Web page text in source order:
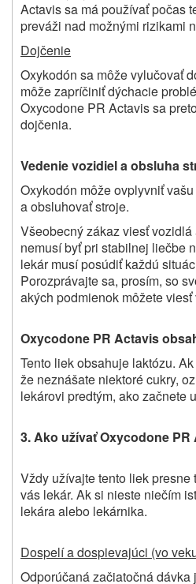
Actavis sa má používať počas
preváži nad možnými rizikami
Dojčenie
Oxykodón sa môže vylučovať
môže zapríčiniť dýchacie
Oxycodone PR Actavis sa
dojčenia.
Vedenie vozidiel a obsluha
Oxykodón môže ovplyvniť
a obsluhovať stroje.
Všeobecný zákaz viesť
nemusí byť pri stabilnej liečbe
lekár musí posúdiť každú
Porozprávajte sa, prosím, so
akých podmienok môžete viesť
Oxycodone PR Actavis
Tento liek obsahuje laktózu.
že neznášate niektoré cukry,
lekárovi predtým, ako začnete
3. Ako užívať Oxycodone PR
Vždy užívajte tento liek presne
vás lekár. Ak si nieste niečím
lekára alebo lekárnika.
Dospelí a dospievajúci (vo
Odporúčaná začiatočná dávka